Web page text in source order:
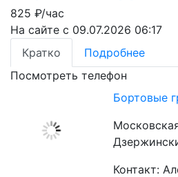
825 ₽/час
На сайте с 09.07.2026 06:17
Кратко
Подробнее
Посмотреть телефон
Бортовые
Контакт: